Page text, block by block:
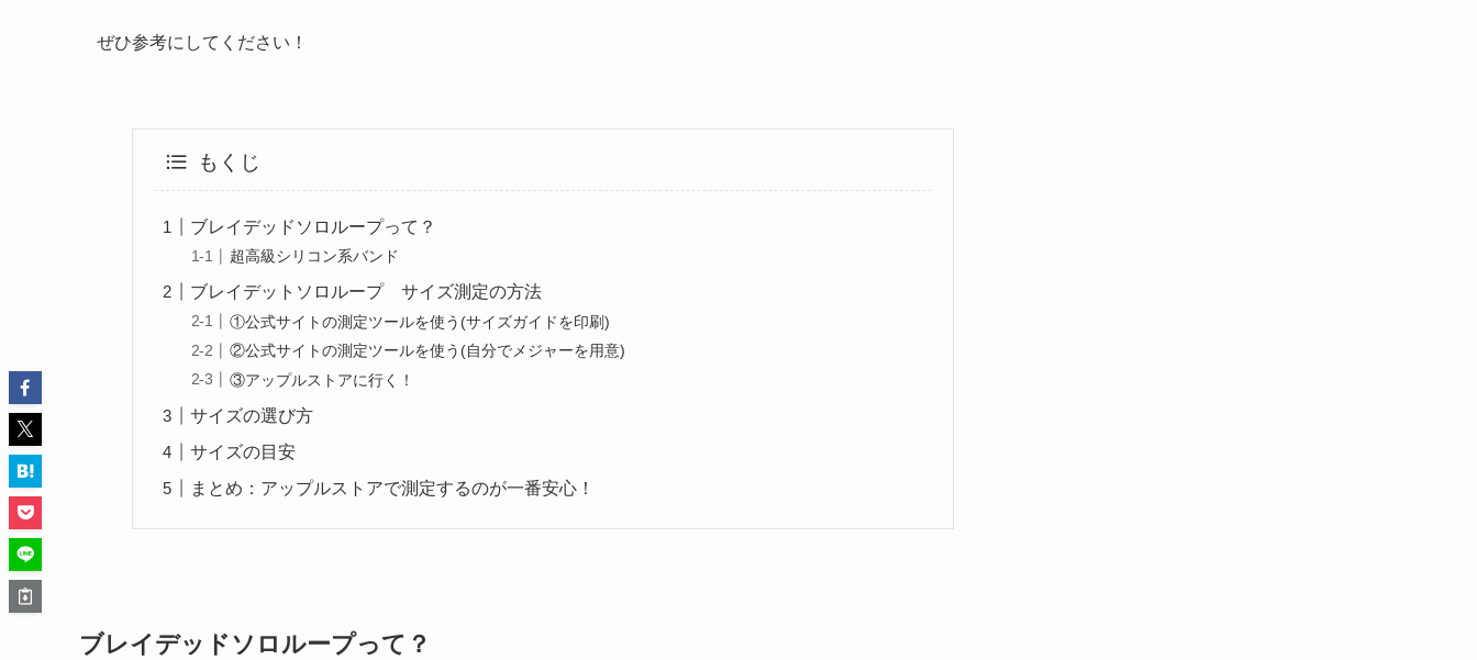
ぜひ参考にしてください！
もくじ
ブレイデッドソロループって？
超高級シリコン系バンド
ブレイデットソロループ サイズ測定の方法
①公式サイトの測定ツールを使う(サイズガイドを印刷)
②公式サイトの測定ツールを使う(自分でメジャーを用意)
③アップルストアに行く！
サイズの選び方
サイズの目安
まとめ：アップルストアで測定するのが一番安心！
ブレイデッドソロループって？